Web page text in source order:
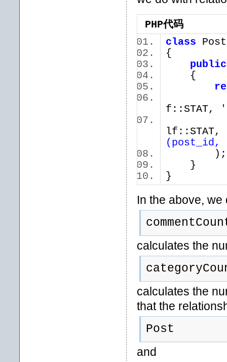
PHP代码
class
{
public
{
f::STAT,
lf::STAT,
(post_id,
}
}
In the above,
calculates the
calculates the
that the
Post
and